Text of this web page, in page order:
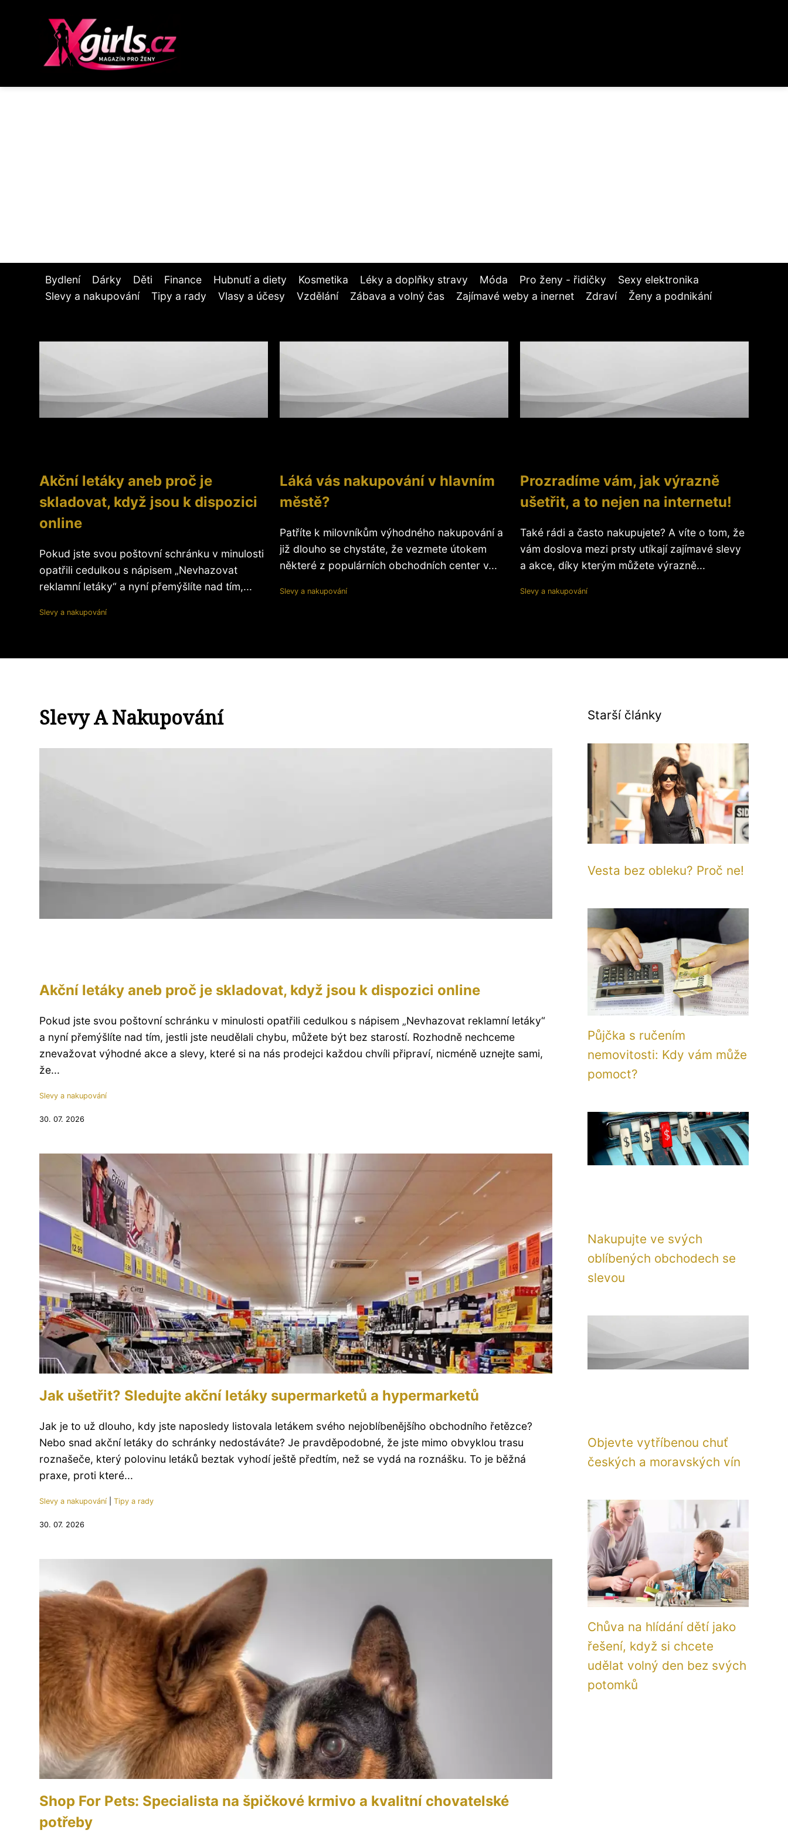
Bydlení Dárky Děti Finance Hubnutí a diety Kosmetika Léky a doplňky stravy Móda Pro ženy - řidičky
Sexy elektronika
Slevy a nakupování
Tipy a rady Vlasy a účesy Vzdělání Zábava a volný čas Zajímavé weby a inernet Zdraví Ženy a podnikání
Akční letáky aneb proč je
skladovat, když jsou k dispozici
online
Pokud jste svou poštovní schránku v minulosti
opatřili cedulkou s nápisem „Nevhazovat
reklamní letáky“ a nyní přemýšlíte nad tím,...
Slevy a nakupování
Láká vás nakupování v hlavním
městě?
Patříte k milovníkům výhodného nakupování a
již dlouho se chystáte, že vezmete útokem
některé z populárních obchodních center v...
Slevy a nakupování
Prozradíme vám, jak výrazně
ušetřit, a to nejen na internetu!
Také rádi a často nakupujete? A víte o tom, že
vám doslova mezi prsty utíkají zajímavé slevy
a akce, díky kterým můžete výrazně...
Slevy a nakupování
Slevy A Nakupování
Akční letáky aneb proč je skladovat, když jsou k dispozici online
Pokud jste svou poštovní schránku v minulosti opatřili cedulkou s nápisem „Nevhazovat reklamní letáky“
a nyní přemýšlíte nad tím, jestli jste neudělali chybu, můžete být bez starostí. Rozhodně nechceme
znevažovat výhodné akce a slevy, které si na nás prodejci každou chvíli připraví, nicméně uznejte sami,
že...
Slevy a nakupování
30. 07. 2026
Jak ušetřit? Sledujte akční letáky supermarketů a hypermarketů
Jak je to už dlouho, kdy jste naposledy listovala letákem svého nejoblíbenějšího obchodního řetězce?
Nebo snad akční letáky do schránky nedostáváte? Je pravděpodobné, že jste mimo obvyklou trasu
roznašeče, který polovinu letáků beztak vyhodí ještě předtím, než se vydá na roznášku. To je běžná
praxe, proti které...
Slevy a nakupování Tipy a rady
30. 07. 2026
Shop For Pets: Specialista na špičkové krmivo a kvalitní chovatelské
potřeby
Starší články
Vesta bez obleku? Proč ne!
Půjčka s ručením
nemovitosti: Kdy vám může
pomoct?
Nakupujte ve svých
oblíbených obchodech se
slevou
Objevte vytříbenou chuť
českých a moravských vín
Chůva na hlídání dětí jako
řešení, když si chcete
udělat volný den bez svých
potomků